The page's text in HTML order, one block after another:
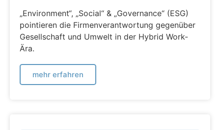
„Environment“, „Social“ & „Governance“ (ESG)
pointieren die Firmenverantwortung gegenüber
Gesellschaft und Umwelt in der Hybrid Work-
Ära.
mehr erfahren